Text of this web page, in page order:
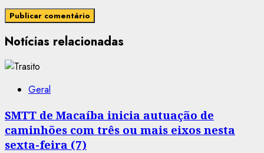
Notícias relacionadas
Geral
SMTT de Macaíba inicia autuação de
caminhões com três ou mais eixos nesta
sexta-feira (7)